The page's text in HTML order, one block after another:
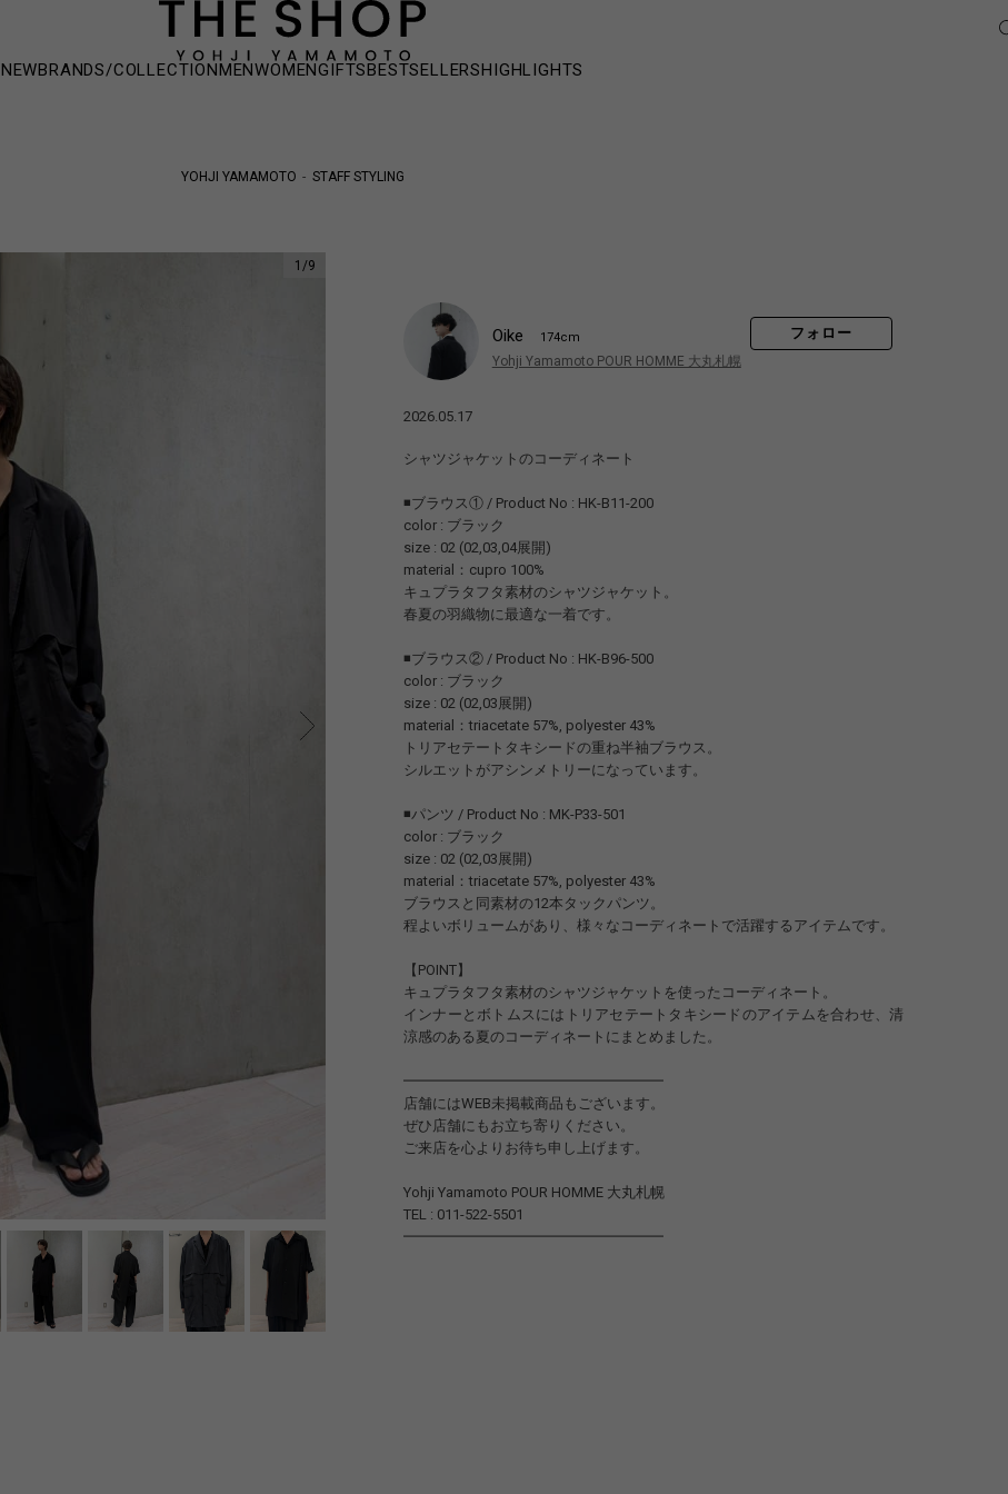
NEWBRANDS/COLLECTIONMENWOMENGIFTSBESTSELLERSHIGHLIGHTS
YOHJI YAMAMOTO STAFF STYLING
1 /9
Oike 174cm
Yohji Yamamoto POUR HOMME 大丸札幌
フォロー
2026.05.17
シャツジャケットのコーディネート
◾️ブラウス① / Product No : HK-B11-200
color : ブラック
size : 02 (02,03,04展開)
material：cupro 100%
キュプラタフタ素材のシャツジャケット。
春夏の羽織物に最適な一着です。
◾️ブラウス② / Product No : HK-B96-500
color : ブラック
size : 02 (02,03展開)
material：triacetate 57%, polyester 43%
トリアセテートタキシードの重ね半袖ブラウス。
シルエットがアシンメトリーになっています。
◾️パンツ / Product No : MK-P33-501
color : ブラック
size : 02 (02,03展開)
material：triacetate 57%, polyester 43%
ブラウスと同素材の12本タックパンツ。
程よいボリュームがあり、様々なコーディネートで活躍するアイテムです。
【POINT】
キュプラタフタ素材のシャツジャケットを使ったコーディネート。
インナーとボトムスにはトリアセテートタキシードのアイテムを合わせ、清
涼感のある夏のコーディネートにまとめました。
━━━━━━━━━━━━━━━━━━
店舗にはWEB未掲載商品もございます。
ぜひ店舗にもお立ち寄りください。
ご来店を心よりお待ち申し上げます。
Yohji Yamamoto POUR HOMME 大丸札幌
TEL : 011-522-5501
━━━━━━━━━━━━━━━━━━